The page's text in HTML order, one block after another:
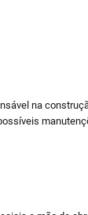
na